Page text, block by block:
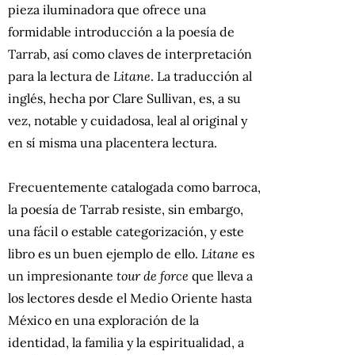
pieza iluminadora que ofrece una
formidable introducción a la poesía de
Tarrab, así como claves de interpretación
para la lectura de Litane. La traducción al
inglés, hecha por Clare Sullivan, es, a su
vez, notable y cuidadosa, leal al original y
en sí misma una placentera lectura.
Frecuentemente catalogada como barroca,
la poesía de Tarrab resiste, sin embargo,
una fácil o estable categorización, y este
libro es un buen ejemplo de ello. Litane es
un impresionante tour de force que lleva a
los lectores desde el Medio Oriente hasta
México en una exploración de la
identidad, la familia y la espiritualidad, a